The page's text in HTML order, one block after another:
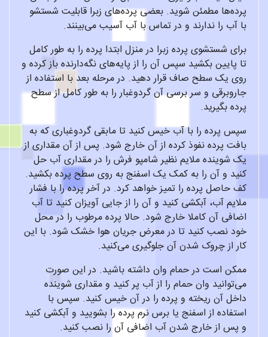
پرده‌ها مطمئن شوید. بعضی پرده‌های زبرا قابلیت شستشو
با آب را ندارند و در تماس با آب آسیب می‌بینند.
برای شستشوی پرده زبرا در منزل ابتدا پرده را به طور کامل
تا پایین بکشید سپس آن را از پایه‌های نگه‌دارنده باز کرده و
روی یک سطح صاف قرار دهید. در مرحله بعد با استفاده از
جاروبرقی و سر برسی آن گردوغبار را به طور کامل از سطح
پرده بگیرید.
سپس پرده را با آب خیس کنید تا مابقی گردوغباری که به
بافت پرده نفوذ کرده از آن خارج شود. پس از آن مقداری از
یک شوینده ملایم نظیر شامپو فرش را در مقداری آب حل
کنید و آن را به کمک یک اسفنج به روی سطح پرده بکشید.
کف حاصل پرده را تمیز خواهد کرد. در آخر پرده را با فشار
ملایم آب، آبکشی کنید و آن را از جایی آویزان کنید تا آب
اضافی آن کاملا خارج شود. حالا پرده مرطوب را در محل
خود نصب کنید تا در معرض جریان هوا خشک شود. با این
کار از چروک شدن آن جلوگیری می‌کنید.
ممکن است در حمام وان داشته باشید. در این صورت
می‌توانید وان حمام را از آب پر کنید و مقداری شوینده
داخل آن ریخته و پرده را در آن خیس کنید. سپس با
استفاده از اسفنج یا برس نرم پرده را بشویید و آبکشی کنید
و پس از خارج شدن آب اضافی آن را نصب کنید.